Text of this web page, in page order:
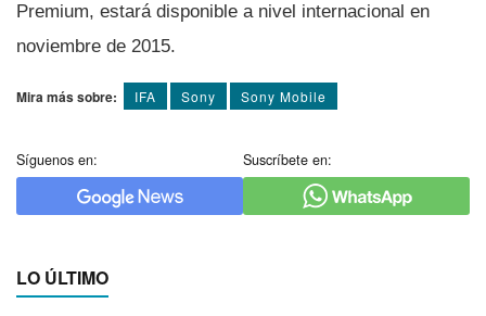
Premium, estará disponible a nivel internacional en
noviembre de 2015.
Mira más sobre: IFA Sony Sony Mobile
Síguenos en: Suscríbete en:
LO ÚLTIMO